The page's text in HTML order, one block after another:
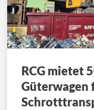
RCG mietet
Güterwagen